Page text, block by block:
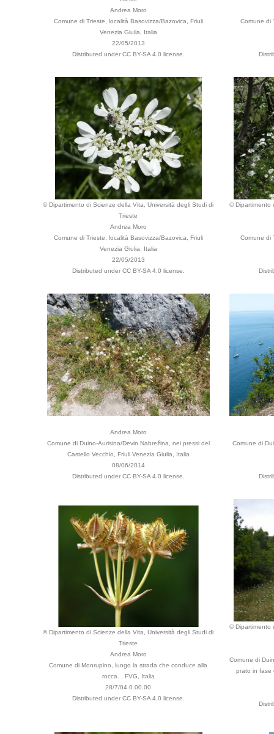
Andrea Moro
Comune di Trieste, località Basovizza/Bazovica, Friuli
Venezia Giulia, Italia
22/05/2013
Distributed under CC BY-SA 4.0 license.
Comune di
© Dipartimento di Scienze della Vita, Università degli Studi di
Trieste
Andrea Moro
Comune di Trieste, località Basovizza/Bazovica, Friuli
Venezia Giulia, Italia
22/05/2013
Distributed under CC BY-SA 4.0 license.
© Dipartimento
Comune di
Andrea Moro
Comune di Duino-Aurisina/Devin Nabrežina, nei pressi del
Castello Vecchio, Friuli Venezia Giulia, Italia
08/06/2014
Distributed under CC BY-SA 4.0 license.
Comune di
© Dipartimento di Scienze della Vita, Università degli Studi di
Trieste
Andrea Moro
Comune di Monrupino, lungo la strada che conduce alla
rocca. , FVG, Italia
28/7/04 0.00.00
Distributed under CC BY-SA 4.0 license.
© Dipartimento
Comune di
prato in fase